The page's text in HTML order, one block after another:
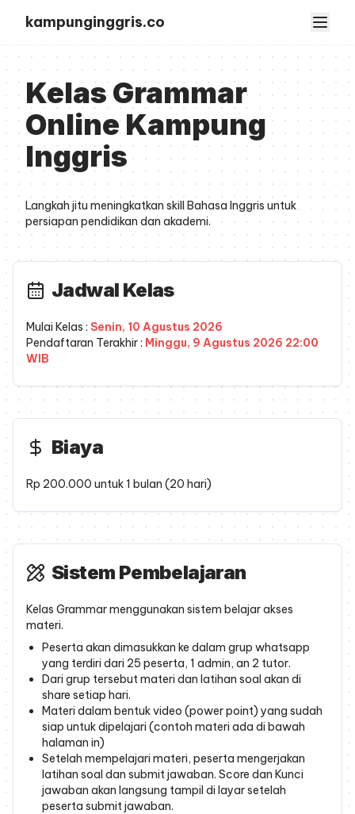
kampunginggris.co
Kelas Grammar
Online Kampung
Inggris
Langkah jitu meningkatkan skill Bahasa Inggris untuk
persiapan pendidikan dan akademi.
Jadwal Kelas
Mulai Kelas : Senin, 10 Agustus 2026
Pendaftaran Terakhir : Minggu, 9 Agustus 2026 22:00
WIB
Biaya
Rp 200.000 untuk 1 bulan (20 hari)
Sistem Pembelajaran
Kelas Grammar menggunakan sistem belajar akses
materi.
Peserta akan dimasukkan ke dalam grup whatsapp
yang terdiri dari 25 peserta, 1 admin, an 2 tutor.
Dari grup tersebut materi dan latihan soal akan di
share setiap hari.
Materi dalam bentuk video (power point) yang sudah
siap untuk dipelajari (contoh materi ada di bawah
halaman in)
Setelah mempelajari materi, peserta mengerjakan
latihan soal dan submit jawaban. Score dan Kunci
jawaban akan langsung tampil di layar setelah
peserta submit jawaban.